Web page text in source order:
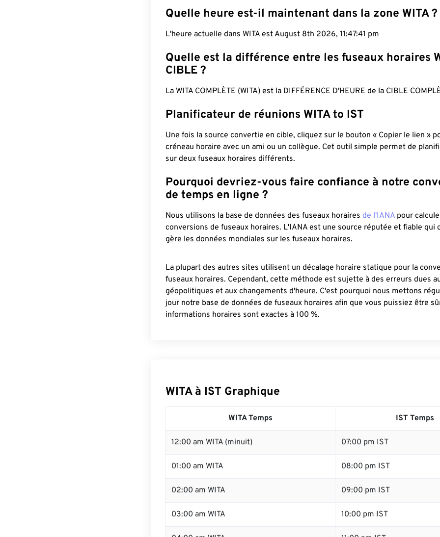
Quelle heure est-il maintenant dans la zone WITA ?
L'heure actuelle dans WITA est August 8th 2026, 11:47:42 pm
Quelle est la différence entre les fuseaux horaires
CIBLE ?
La WITA COMPLÈTE (WITA) est la DIFFÉRENCE D'HEURE de la CIBLE
Planificateur de réunions WITA to IST
Une fois la source convertie en cible, cliquez sur le bouton « Copier le lien »
créneau horaire avec un ami ou un collègue. Cet outil simple permet de
sur deux fuseaux horaires différents.
Pourquoi devriez-vous faire confiance à notre
de temps en ligne ?
Nous utilisons la base de données des fuseaux horaires de l'IANA pour
conversions de fuseaux horaires. L'IANA est une source réputée et fiable qui
gère les données mondiales sur les fuseaux horaires.
La plupart des autres sites utilisent un décalage horaire statique pour la
fuseaux horaires. Cependant, cette méthode est sujette à des erreurs dues
géopolitiques et aux changements d'heure. C'est pourquoi nous mettons
jour notre base de données de fuseaux horaires afin que vous puissiez être
informations horaires sont exactes à 100 %.
WITA à IST Graphique
WITA Temps IST Temps
12:00 am WITA (minuit) 07:00 pm IST
01:00 am WITA 08:00 pm IST
02:00 am WITA 09:00 pm IST
03:00 am WITA 10:00 pm IST